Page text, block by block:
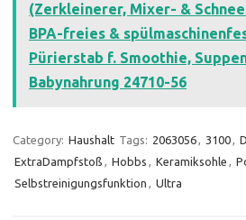
(Zerkleinerer, Mixer- &
BPA-freies &
Pürierstab f. Smoothie,
Babynahrung 24710-56
Category: Haushalt Tags: 2063056, 3100,
ExtraDampfstoß , Hobbs , Keramiksohle ,
Selbstreinigungsfunktion , Ultra